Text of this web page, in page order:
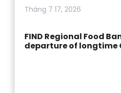
Tháng 7 17, 2026
FIND Regional Food
departure of longtime